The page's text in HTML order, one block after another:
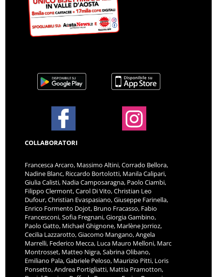
COLLABORATORI
Francesca Arcaro, Massimo Altini, Corrado Bellora,
Nadine Blanc, Riccardo Bortolotti, Manila Calipari,
Giulia Calisti, Nadia Camposaragna, Paolo Ciambi,
Filippo Clermont, Carol Di Vito, Christian Leo
Dufour, Christian Evaspasiano, Giuseppe Farinella,
Enrico Formento Dojot, Bruno Fracasso, Fabio
Francesconi, Sofia Fregnani, Giorgia Gambino,
Paolo Gatto, Michael Ghignone, Marlène Jorrioz,
Cecilia Lazzarotto, Giacomo Mangano, Angela
Marrelli, Federico Mecca, Luca Mauro Melloni, Marc
Montrosset, Matteo Nigra, Sabrina Olibano,
Emiliano Pala, Gabriele Peloso, Maurizio Pitti, Loris
Ponsetto, Andrea Portigliatti, Mattia Pramotton,